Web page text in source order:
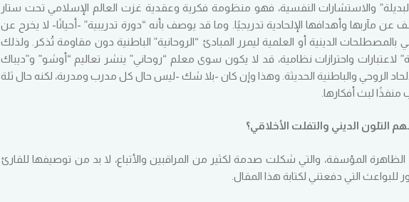
والاستشارات النفسية، فهو منظومة فكرية وعقدية غزت العالم الإسلامي تحت ستار
مآربها وأهدافها الإلحادية تدريجيًا. وما قد يوصف بأنه “دورة تدريبية” -أحيانًا- لا يخرح عن
الدينية أو العلمية ليمرر المبادئ “الروحانية” الباطنية دون مقاومة تُذكر. ولذلك
واحترازات نظامية، قد لا يكون سوى معلم “روحاني” ينشر تعاليم “أوشو” و”ديباك
الروحي والباطنية الحديثة. وهذا وإن كان -بلا شك -ليس حال كل مدرب ومدربة، لكنه حال ثلة
لبث أفكارها.
التلون الديني والتفلت الأخلاقي؟
المؤسفة، والتي شكلت صدمة لكثير من المراقبين والأتباع، لا بد من توصيفها للقارئ
التي دفعتني لكتابة هذا المقال.